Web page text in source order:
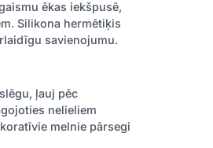
ēkas iekšpusē,
Silikona hermētiķis
savienojumu.
ļauj pēc
nelieliem
melnie pārsegi